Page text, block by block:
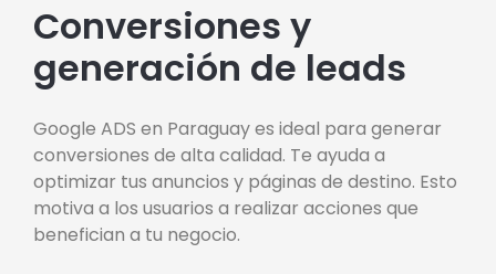
Conversiones y
generación de leads
Google ADS en Paraguay es ideal para generar
conversiones de alta calidad. Te ayuda a
optimizar tus anuncios y páginas de destino. Esto
motiva a los usuarios a realizar acciones que
benefician a tu negocio.